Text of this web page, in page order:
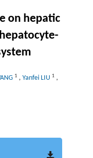
on hepatic
1 , Yanfei LIU 1 ,